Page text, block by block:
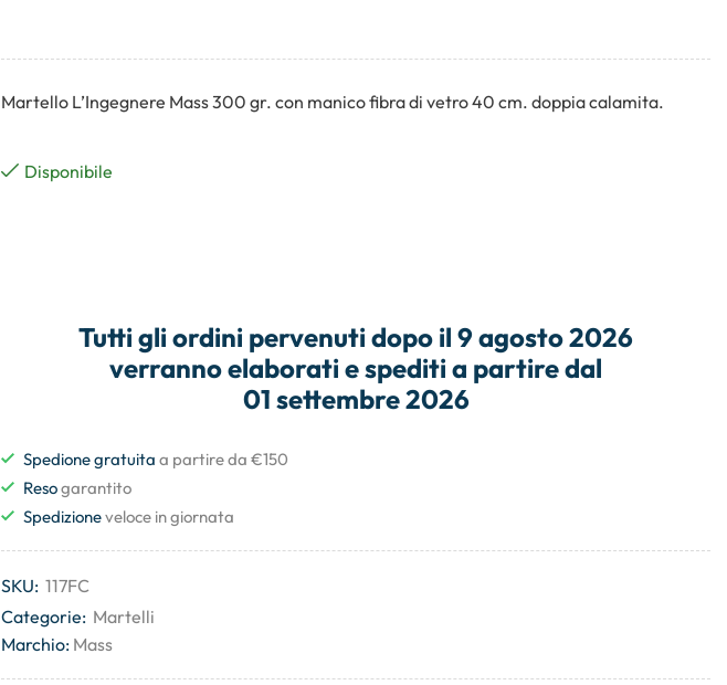
Martello L’Ingegnere Mass 300 gr. con manico fibra di vetro 40 cm. doppia calamita.
Disponibile
Tutti gli ordini pervenuti dopo il 9 agosto 2026
verranno elaborati espediti a partire dal
01 settembre 2026
Spedione gratuita a partire da €150
Resogarantito
Spedizioneveloce in giornata
SKU: 117FC
Categorie: Martelli
Marchio: Mass